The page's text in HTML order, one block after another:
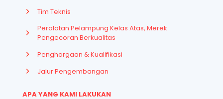
Tim Teknis
Peralatan Pelampung Kelas Atas, Merek
Pengecoran Berkualitas
Penghargaan & Kualifikasi
Jalur Pengembangan
APA YANG KAMI LAKUKAN